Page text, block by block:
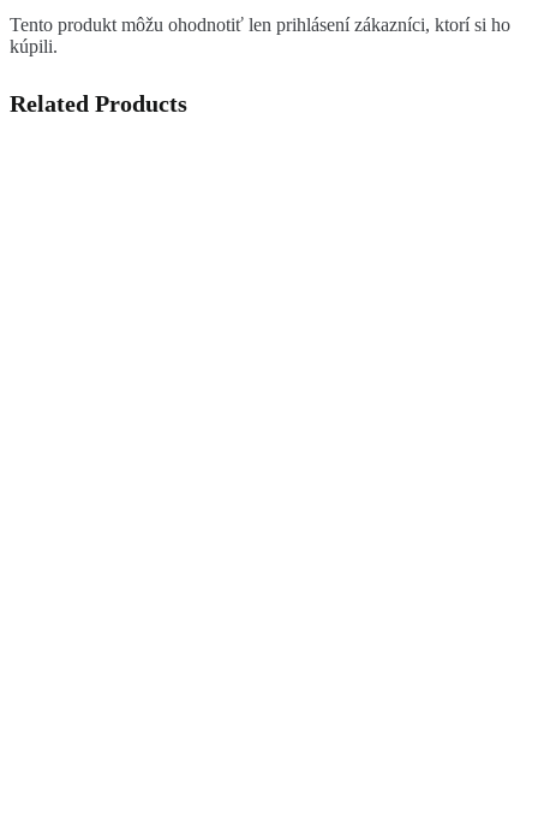
Tento produkt môžu ohodnotiť len prihlásení zákazníci, ktorí si ho
kúpili.
Related Products